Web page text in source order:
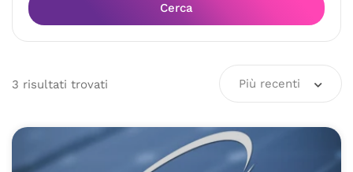
Cerca
3 risultati trovati Più recenti